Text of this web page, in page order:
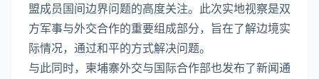
盟成员国间边界问题的高度关注。此次实地视察是双
方军事与外交合作的重要组成部分，旨在了解边境实
际情况，通过和平的方式解决问题。
与此同时，柬埔寨外交与国际合作部也发布了新闻通